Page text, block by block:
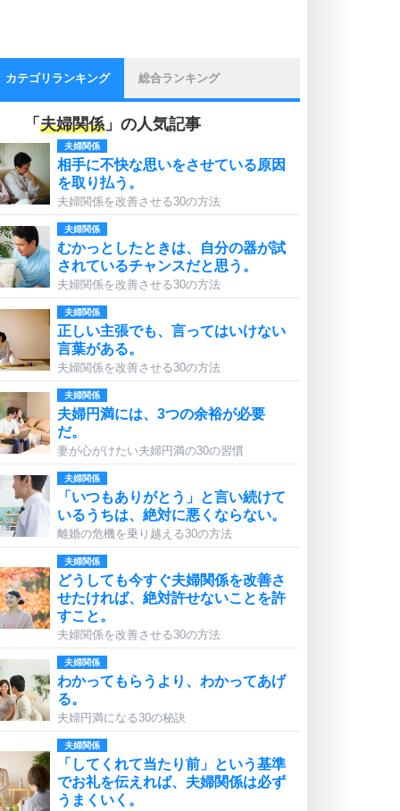
カテゴリランキング 総合ランキング
「 夫婦関係」の人気記事
夫婦関係
相手に不快な思いをさせている原因
を取り払う。
夫婦関係を改善させる30の方法
夫婦関係
むかっとしたときは、自分の器が試
されているチャンスだと思う。
夫婦関係を改善させる30の方法
夫婦関係
正しい主張でも、言ってはいけない
言葉がある。
夫婦関係を改善させる30の方法
夫婦関係
夫婦円満には、3つの余裕が必要
だ。
妻が心がけたい夫婦円満の30の習慣
夫婦関係
「いつもありがとう」と言い続けて
いるうちは、絶対に悪くならない。
離婚の危機を乗り越える30の方法
夫婦関係
どうしても今すぐ夫婦関係を改善さ
せたければ、絶対許せないことを許
すこと。
夫婦関係を改善させる30の方法
夫婦関係
わかってもらうより、わかってあげ
る。
夫婦円満になる30の秘訣
夫婦関係
「してくれて当たり前」という基準
でお礼を伝えれば、夫婦関係は必ず
うまくいく。